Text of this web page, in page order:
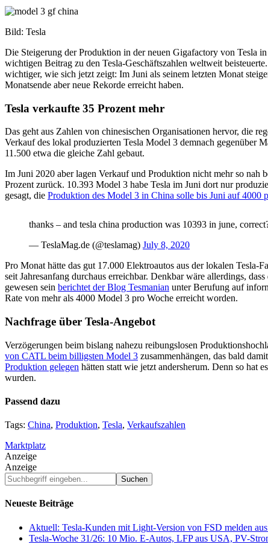
Bild: Tesla
Die Steigerung der Produktion in der neuen Gigafactory von Tesla
wichtigen Beitrag zu den Tesla-Geschäftszahlen weltweit
wichtiger, wie sich jetzt zeigt: Im Juni als seinem letzten Monat
Monatsende aber neue Rekorde erreicht haben.
Tesla verkaufte 35 Prozent mehr
Das geht aus Zahlen von chinesischen Organisationen hervor, die
Verkauf des lokal produzierten Tesla Model 3 demnach gegenüber
11.500 etwa die gleiche Zahl gebaut.
Im Juni 2020 aber lagen Verkauf und Produktion nicht mehr so nah
Prozent zurück. 10.393 Model 3 habe Tesla im Juni dort nur
gesagt, die Produktion des Model 3 in China solle bis Juni auf 4000
thanks – and tesla china production was 10393 in june,
— TeslaMag.de (@teslamag) July 8, 2020
Pro Monat hätte das gut 17.000 Elektroautos aus der lokalen Tesla-
seit Jahresanfang durchaus erreichbar. Denkbar wäre allerdings,
gewesen sein berichtet der Blog Tesmanian unter Berufung auf
Rate von mehr als 4000 Model 3 pro Woche erreicht worden.
Nachfrage über Tesla-Angebot
Verzögerungen beim bislang nahezu reibungslosen
von CATL beim billigsten Model 3 zusammenhängen, das bald
Produktion gelegen hätten statt wie jetzt andersherum. Denn so hat
wurden.
Passend dazu
Tags: China, Produktion, Tesla, Verkaufszahlen
Marktplatz
Anzeige
Anzeige
Suchbegriff
eingeben...
Neueste Beiträge
Aktuell: Tesla-Kunden mit Light-Version von FSD melden
Tesla-Woche 31/26: 10 Mio. E-Autos, LFP aus USA, PV-